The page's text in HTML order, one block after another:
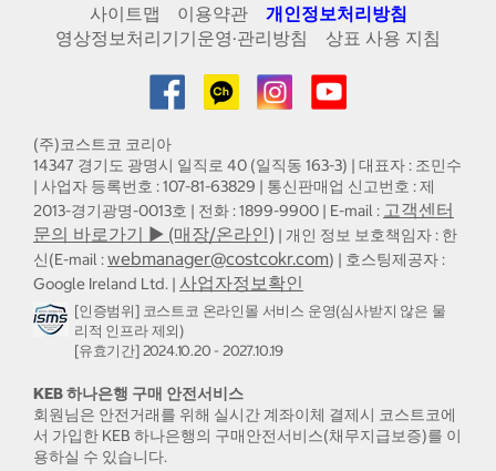
사이트맵 이용약관
개인정보처리방침
영상정보처리기기운영·관리방침
상표 사용 지침
(주)코스트코 코리아
14347 경기도 광명시 일직로 40 (일직동 163-3) | 대표자 : 조민수
| 사업자 등록번호 : 107-81-63829 | 통신판매업 신고번호 : 제
2013-경기광명-0013호 | 전화 : 1899-9900 | E-mail : 고객센터
문의 바로가기 ▶ (매장/온라인) | 개인 정보 보호책임자 : 한
신(E-mail :webmanager@costcokr.com) | 호스팅제공자 :
Google Ireland Ltd. | 사업자정보확인
[인증범위] 코스트코 온라인몰 서비스 운영(심사받지 않은 물
리적 인프라 제외)
[유효기간] 2024.10.20 - 2027.10.19
KEB 하나은행 구매 안전서비스
회원님은 안전거래를 위해 실시간 계좌이체 결제시 코스트코에
서 가입한 KEB 하나은행의 구매안전서비스(채무지급보증)를 이
용하실 수 있습니다.